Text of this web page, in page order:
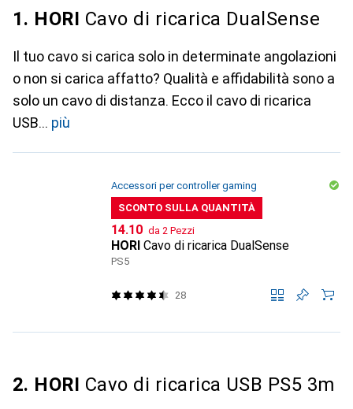
1. HORI Cavo di ricarica DualSense
Il tuo cavo si carica solo in determinate angolazioni
o non si carica affatto? Qualità e affidabilità sono a
solo un cavo di distanza. Ecco il cavo di ricarica
USB
più
Accessori per controller gaming
SCONTO SULLA QUANTITÀ
CHF
14.10 da 2 Pezzi
HORI Cavo di ricarica DualSense
PS5
28
2. HORI Cavo di ricarica USB PS5 3m